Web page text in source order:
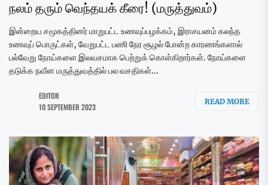
நலம் தரும் வெந்தயக் கீரை! (மருத்துவம்)
இன்றைய சமூகத்தினர் மாறுபட்ட உணவுப்பழக்கம், இராசயனம் கலந்த
உணவுப் பொருட்கள், வேறுபட்ட பணி நேர சூழல் போன்ற காரணங்களால்
பல்வேறு நோய்களை இலவசமாக பெற்றுக் கொள்கிறார்கள். நோய்களை
தடுக்க நவீன மருத்துவத்தில் பல வசதிகள்...
EDITOR
10 SEPTEMBER 2023
READ MORE